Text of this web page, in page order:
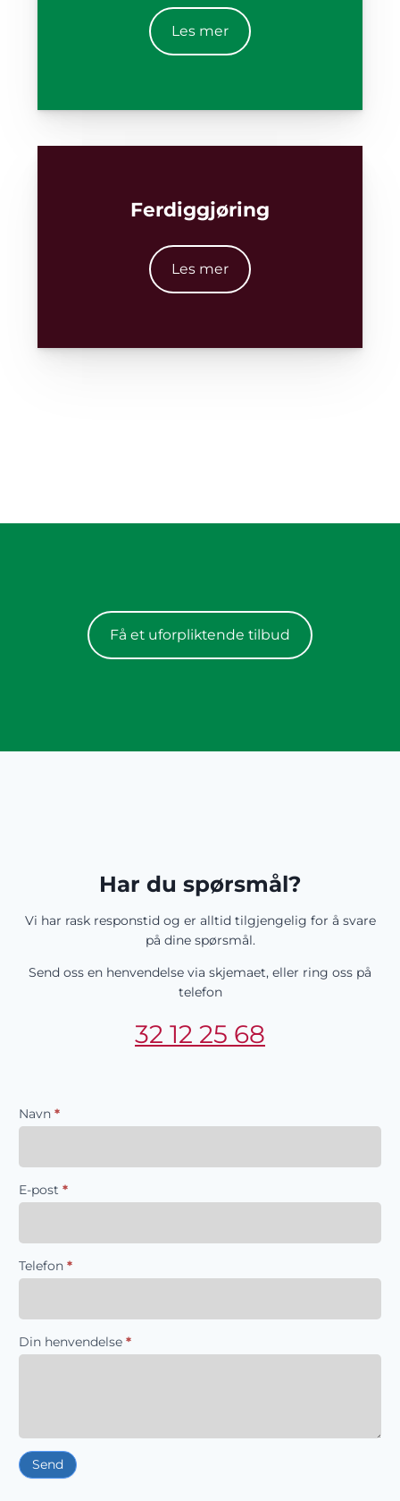
Les mer
​Ferdiggjøring
Les mer
Få et uforpliktende tilbud
Har du spørsmål?
​Vi har rask responstid og er alltid ​tilgjengelig for å svare
på dine spørsmål.
Send oss en henvendelse via skjemaet, eller ring oss på
telefon
32 12 25 68
Kontaktskjema
Navn *
E-post *
Telefon *
Din henvendelse *
Send